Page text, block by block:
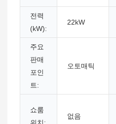
전력
(kW):
22kW
주요
판매
포인
트:
오토매틱
쇼룸
없음